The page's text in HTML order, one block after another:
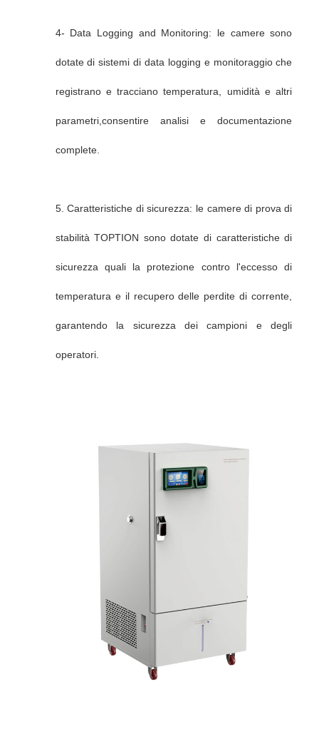
4- Data Logging and Monitoring: le camere sono
dotate di sistemi di data logging e monitoraggio che
registrano e tracciano temperatura, umidità e altri
parametri,consentire analisi e documentazione
complete.
5. Caratteristiche di sicurezza: le camere di prova di
stabilità TOPTION sono dotate di caratteristiche di
sicurezza quali la protezione contro l'eccesso di
temperatura e il recupero delle perdite di corrente,
garantendo la sicurezza dei campioni e degli
operatori.